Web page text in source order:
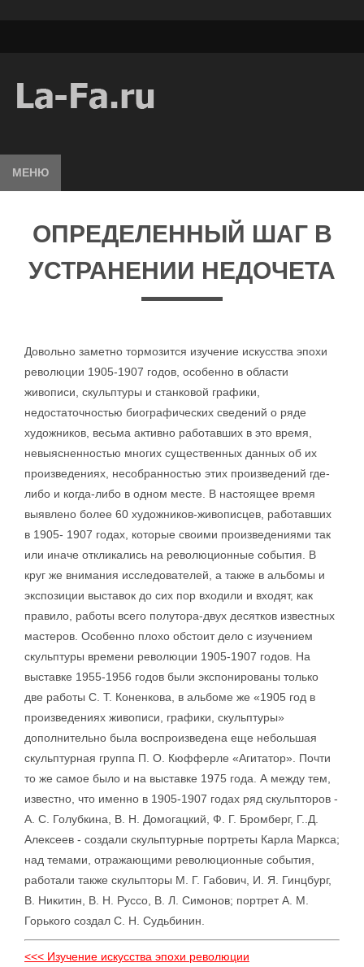
МЕНЮ
ОПРЕДЕЛЕННЫЙ ШАГ В
УСТРАНЕНИИ НЕДОЧЕТА
Довольно заметно тормозится изучение искусства эпохи
революции 1905-1907 годов, особенно в области
живописи, скульптуры и станковой графики,
недостаточностью биографических сведений о ряде
художников, весьма активно работавших в это время,
невыясненностью многих существенных данных об их
произведениях, несобранностью этих произведений где-
либо и когда-либо в одном месте. В настоящее время
выявлено более 60 художников-живописцев, работавших
в 1905- 1907 годах, которые своими произведениями так
или иначе откликались на революционные события. В
круг же внимания исследователей, а также в альбомы и
экспозиции выставок до сих пор входили и входят, как
правило, работы всего полутора-двух десятков известных
мастеров. Особенно плохо обстоит дело с изучением
скульптуры времени революции 1905-1907 годов. На
выставке 1955-1956 годов были экспонированы только
две работы С. Т. Коненкова, в альбоме же «1905 год в
произведениях живописи, графики, скульптуры»
дополнительно была воспроизведена еще небольшая
скульптурная группа П. О. Кюфферле «Агитатор». Почти
то же самое было и на выставке 1975 года. А между тем,
известно, что именно в 1905-1907 годах ряд скульпторов -
А. С. Голубкина, В. Н. Домогацкий, Ф. Г. Бромберг, Г..Д.
Алексеев - создали скульптурные портреты Карла Маркса;
над темами, отражающими революционные события,
работали также скульпторы М. Г. Габович, И. Я. Гинцбург,
В. Никитин, В. Н. Руссо, В. Л. Симонов; портрет А. М.
Горького создал С. Н. Судьбинин.
<<< Изучение искусства эпохи революции